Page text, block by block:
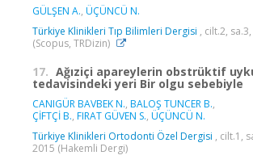
GÜLŞEN A., ÜÇÜNCÜ N.
Türkiye Klinikleri Tıp Bilimleri Dergisi , cilt.2,
(Scopus, TRDizin)
17. Ağıziçi apareylerin obstrüktif
tedavisindeki yeri Bir olgu sebebiyle
CANIGÜR BAVBEK N., BALOŞ TUNCER B.,
ÇİFTÇİ B., FIRAT GÜVEN S., ÜÇÜNCÜ N.
Türkiye Klinikleri Ortodonti Özel Dergisi , cilt.1,
2015 (Hakemli Dergi)